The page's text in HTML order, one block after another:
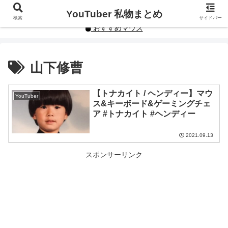
YouTuberや人気インフルエンサーの私物まとめです。
おすすめマウス
山下修曹
YouTuber
【トナカイト / ヘンディー】マウ
ス&キーボード&ゲーミングチェ
ア #トナカイト #ヘンディー
2021.09.13
スポンサーリンク
検索 YouTuber 私物まとめ サイドバー